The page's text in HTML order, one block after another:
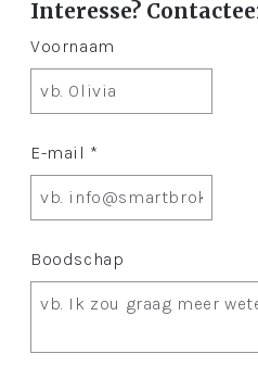
Interesse?
Voornaam
E-mail *
Boodschap